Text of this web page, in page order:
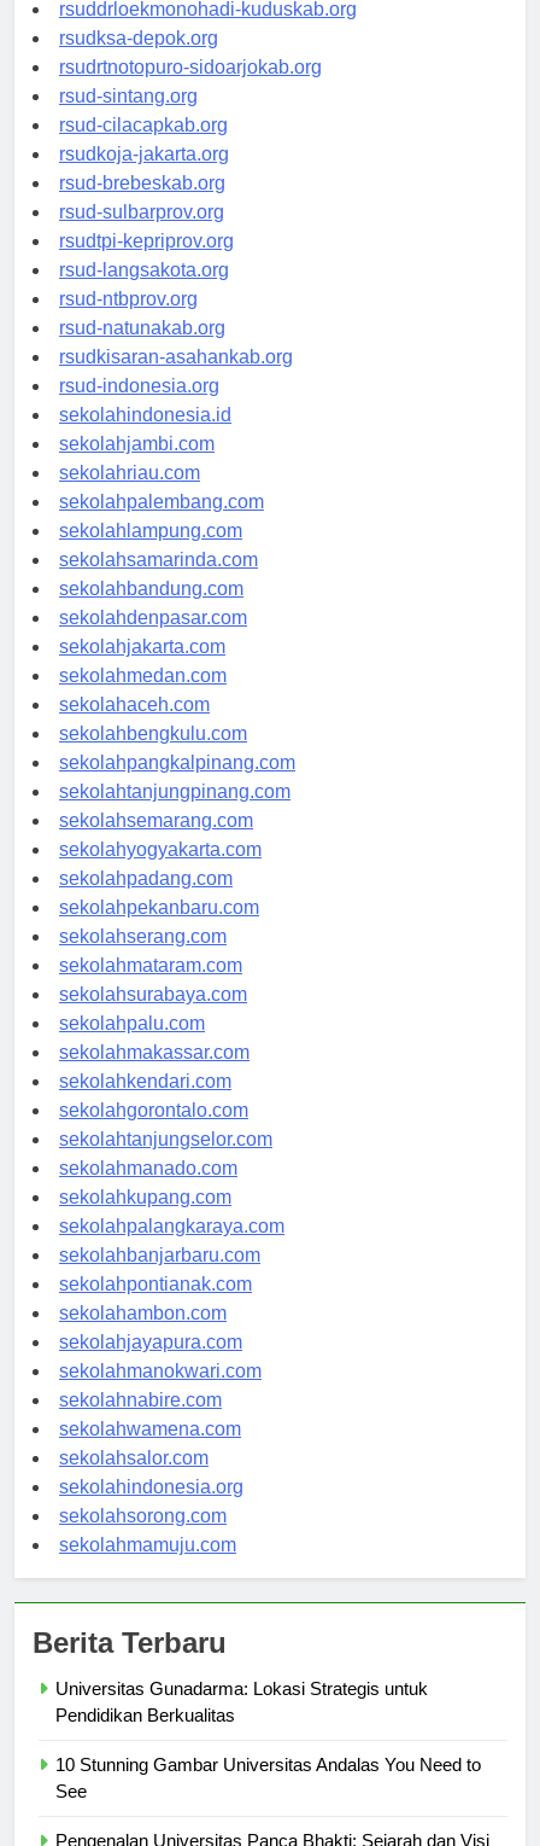
rsuddrloekmonohadi-kuduskab.org
rsudksa-depok.org
rsudrtnotopuro-sidoarjokab.org
rsud-sintang.org
rsud-cilacapkab.org
rsudkoja-jakarta.org
rsud-brebeskab.org
rsud-sulbarprov.org
rsudtpi-kepriprov.org
rsud-langsakota.org
rsud-ntbprov.org
rsud-natunakab.org
rsudkisaran-asahankab.org
rsud-indonesia.org
sekolahindonesia.id
sekolahjambi.com
sekolahriau.com
sekolahpalembang.com
sekolahlampung.com
sekolahsamarinda.com
sekolahbandung.com
sekolahdenpasar.com
sekolahjakarta.com
sekolahmedan.com
sekolahaceh.com
sekolahbengkulu.com
sekolahpangkalpinang.com
sekolahtanjungpinang.com
sekolahsemarang.com
sekolahyogyakarta.com
sekolahpadang.com
sekolahpekanbaru.com
sekolahserang.com
sekolahmataram.com
sekolahsurabaya.com
sekolahpalu.com
sekolahmakassar.com
sekolahkendari.com
sekolahgorontalo.com
sekolahtanjungselor.com
sekolahmanado.com
sekolahkupang.com
sekolahpalangkaraya.com
sekolahbanjarbaru.com
sekolahpontianak.com
sekolahambon.com
sekolahjayapura.com
sekolahmanokwari.com
sekolahnabire.com
sekolahwamena.com
sekolahsalor.com
sekolahindonesia.org
sekolahsorong.com
Universitas Gunadarma: Lokasi Strategis untuk
10 Stunning Gambar Universitas Andalas You Need to